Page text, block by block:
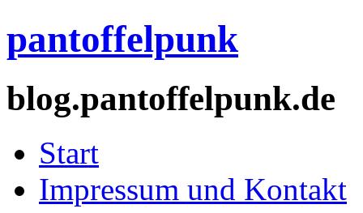
pantoffelpunk
blog.pantoffelpunk.de
Start
Impressum und Kontakt